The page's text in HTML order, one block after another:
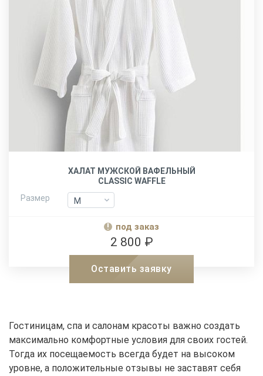
ХАЛАТ МУЖСКОЙ ВАФЕЛЬНЫЙ
CLASSIC WAFFLE
Размер
M
M
под заказ
2 800 ₽
Оставить заявку
Гостиницам, спа и салонам красоты важно создать
максимально комфортные условия для своих гостей.
Тогда их посещаемость всегда будет на высоком
уровне, а положительные отзывы не заставят себя